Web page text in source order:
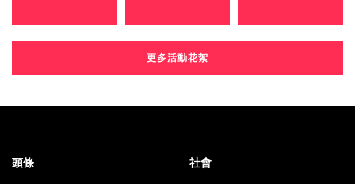
更多活動花絮
頭條 社會